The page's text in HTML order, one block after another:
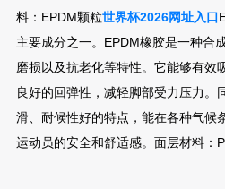
料：EPDM颗粒世界杯2026网址入口
主要成分之一。EPDM橡胶是一种合
磨损以及抗老化等特性。它能够有效
良好的回弹性，减轻脚部受力压力。
滑、耐候性好的特点，能在各种气候
运动员的安全和舒适感。面层材料：